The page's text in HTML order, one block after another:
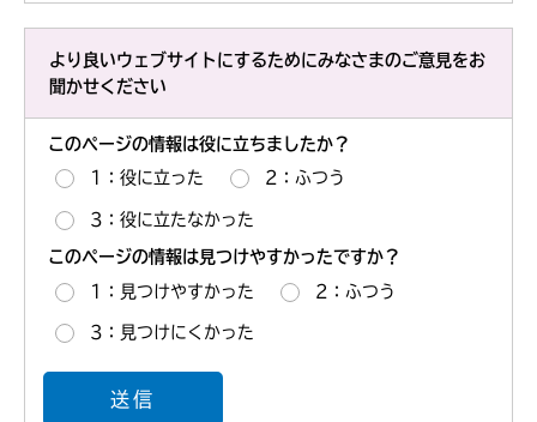
より良いウェブサイトにするためにみなさまのご意見をお
聞かせください
このページの情報は役に立ちましたか？
1：役に立った 2：ふつう
3：役に立たなかった
このページの情報は見つけやすかったですか？
1：見つけやすかった 2：ふつう
3：見つけにくかった